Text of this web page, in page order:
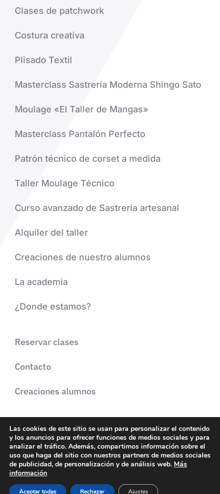
Clases de patchwork
Costura creativa
Plisado Textil
Masterclass Sastrería Moderna Shingo Sato
Moulage «El Taller de Mangas»
Masterclass Pantalón Perfecto
Patrón técnico de corset a medida
Taller Moulage Técnico
Curso avanzado de Sastrería artesanal
Alquiler del taller
Creaciones de nuestro alumnos
La academia
¿Donde estamos?
Reservar clases
Contacto
Creaciones alumnos
© 2022 • Realce textíl
AVISO LEGAL
POLÍTICA DE PRIVACIDAD
Las cookies de este sitio se usan para personalizar el contenido
y los anuncios para ofrecer funciones de medios sociales y para
analizar el tráfico. Además, compartimos información sobre el
uso que haga del sitio con nuestros partners de medios sociales
de publicidad, de personalización y de análisis web. Más
información
Aceptar todas Rechazar Ajustes